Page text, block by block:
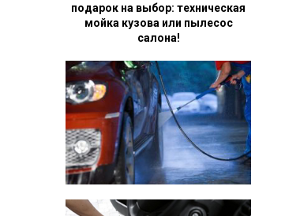
подарок на выбор: техническая
мойка кузова или пылесос
салона!